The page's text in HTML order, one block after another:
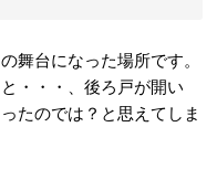
舞台になった場所です。
・・・、後ろ戸が開い
たのでは？と思えてしま